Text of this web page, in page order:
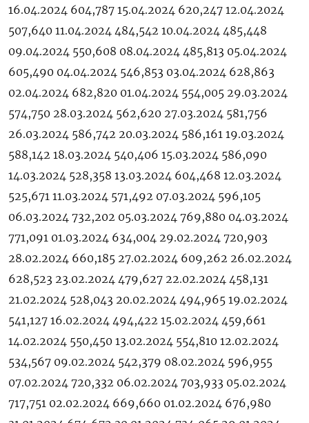
16.04.2024 604,787 15.04.2024 620,247 12.04.2024
507,640 11.04.2024 484,542 10.04.2024 485,448
09.04.2024 550,608 08.04.2024 485,813 05.04.2024
605,490 04.04.2024 546,853 03.04.2024 628,863
02.04.2024 682,820 01.04.2024 554,005 29.03.2024
574,750 28.03.2024 562,620 27.03.2024 581,756
26.03.2024 586,742 20.03.2024 586,161 19.03.2024
588,142 18.03.2024 540,406 15.03.2024 586,090
14.03.2024 528,358 13.03.2024 604,468 12.03.2024
525,671 11.03.2024 571,492 07.03.2024 596,105
06.03.2024 732,202 05.03.2024 769,880 04.03.2024
771,091 01.03.2024 634,004 29.02.2024 720,903
28.02.2024 660,185 27.02.2024 609,262 26.02.2024
628,523 23.02.2024 479,627 22.02.2024 458,131
21.02.2024 528,043 20.02.2024 494,965 19.02.2024
541,127 16.02.2024 494,422 15.02.2024 459,661
14.02.2024 550,450 13.02.2024 554,810 12.02.2024
534,567 09.02.2024 542,379 08.02.2024 596,955
07.02.2024 720,332 06.02.2024 703,933 05.02.2024
717,751 02.02.2024 669,660 01.02.2024 676,980